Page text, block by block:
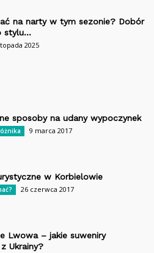
na narty w tym sezonie? Dobór
stylu...
2025
sposoby na udany wypoczynek
9 marca 2017
w Korbielowie
26 czerwca 2017
Lwowa – jakie suweniry
Ukrainy?